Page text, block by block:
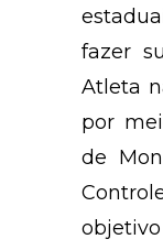
fazer
Atleta
por
de